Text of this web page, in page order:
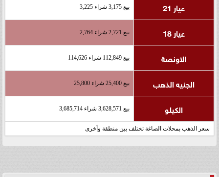
عيار 21 بيع 3,175 شراء 3,225
عيار 18 بيع 2,721 شراء 2,764
الاونصة بيع 112,849 شراء 114,626
الجنيه الذهب بيع 25,400 شراء 25,800
الكيلو بيع 3,628,571 شراء 3,685,714
سعر الذهب بمحلات الصاغة تختلف بين منطقة وأخرى